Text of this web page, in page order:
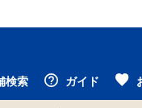
検索 ガイド